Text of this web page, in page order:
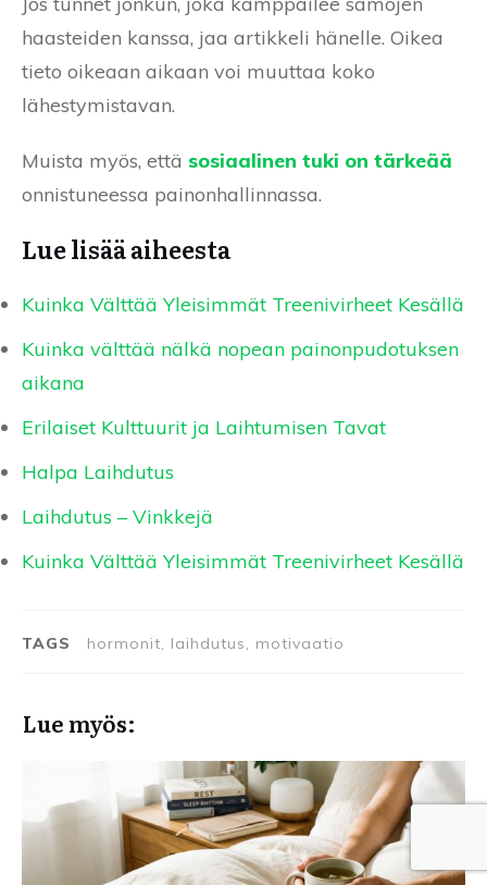
haasteiden kanssa, jaa artikkeli hänelle. Oikea
tieto oikeaan aikaan voi muuttaa koko
lähestymistavan.
Muista myös, että sosiaalinen tuki on tärkeää
onnistuneessa painonhallinnassa.
Lue lisää aiheesta
Kuinka Välttää Yleisimmät Treenivirheet Kesällä
Kuinka välttää nälkä nopean painonpudotuksen
aikana
Erilaiset Kulttuurit ja Laihtumisen Tavat
Halpa Laihdutus
Laihdutus – Vinkkejä
Kuinka Välttää Yleisimmät Treenivirheet Kesällä
TAGS hormonit, laihdutus, motivaatio
Lue myös: